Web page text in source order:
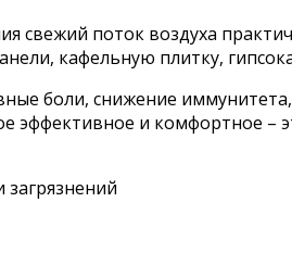
поток воздуха
кафельную плитку,
боли, снижение
эффективное и комфортное –